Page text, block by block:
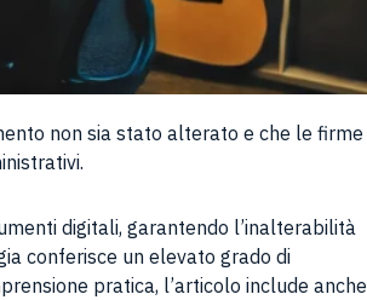
non sia stato alterato e che le firme
digitali, garantendo l’inalterabilità
conferisce un elevato grado di
pratica, l’articolo include anche